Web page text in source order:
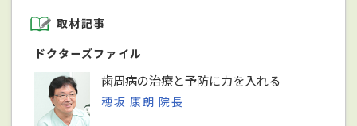
取材記事
ドクターズファイル
歯周病の治療と予防に力を入れる
穂坂 康朗 院長